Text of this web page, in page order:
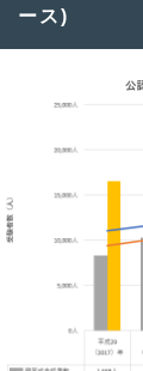
ース)